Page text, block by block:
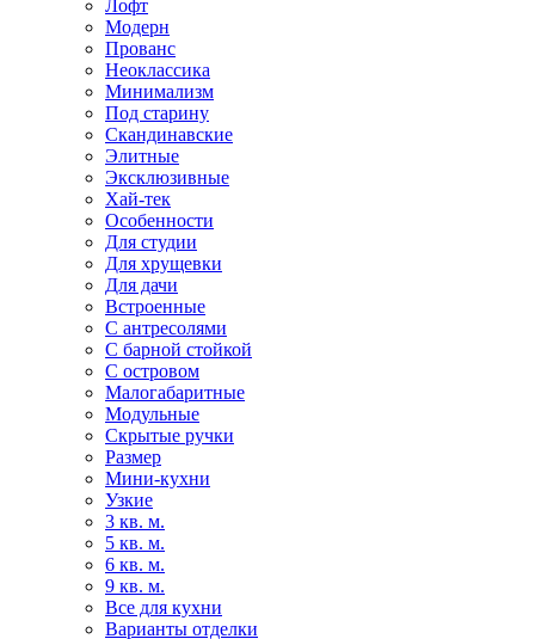
Лофт
Модерн
Прованс
Неоклассика
Минимализм
Под старину
Скандинавские
Элитные
Эксклюзивные
Хай-тек
Особенности
Для студии
Для хрущевки
Для дачи
Встроенные
С антресолями
С барной стойкой
С островом
Малогабаритные
Модульные
Скрытые ручки
Размер
Мини-кухни
Узкие
3 кв. м.
5 кв. м.
6 кв. м.
9 кв. м.
Все для кухни
Варианты отделки